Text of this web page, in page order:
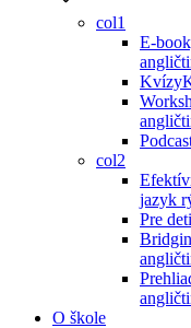
col1
E-
Kvízy
col2
jazyk
Pre deti
O škole